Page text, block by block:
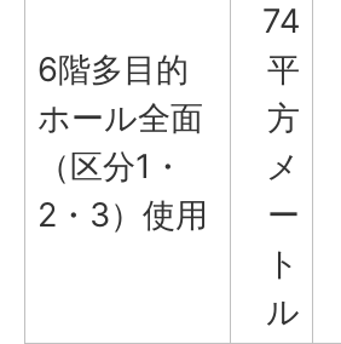
6階多目的
ホール全面
（区分1・
2・3）使用
74
平
方
メ
ー
ト
ル